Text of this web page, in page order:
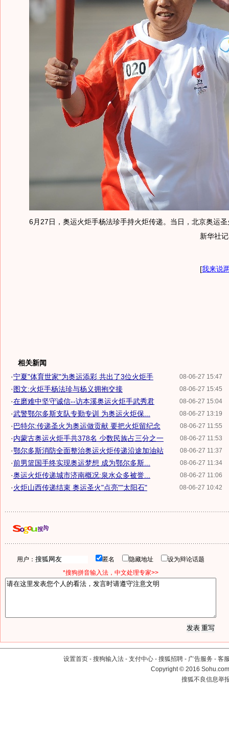
6月27日，奥运火炬手杨法珍手持火炬传递。当日，北京奥运
新华社
[我来说
相关新闻
08-06-27 15:47
·宁夏"体育世家"为奥运添彩 共出了3位火炬手
08-06-27 15:45
·图文:火炬手杨法珍与杨义拥抱交接
08-06-27 15:04
·在磨难中坚守诚信--访本溪奥运火炬手武秀君
08-06-27 13:19
·武警鄂尔多斯支队专勤专训 为奥运火炬保...
08-06-27 11:55
·巴特尔:传递圣火为奥运做贡献 要把火炬留纪念
08-06-27 11:53
·内蒙古奥运火炬手共378名 少数民族占三分之一
08-06-27 11:37
·鄂尔多斯消防全面整治奥运火炬传递沿途加油站
08-06-27 11:34
·前男篮国手终实现奥运梦想 成为鄂尔多斯...
08-06-27 11:06
·奥运火炬传递城市济南概况:泉水众多被誉...
08-06-27 10:42
·火炬山西传递结束 奥运圣火"点亮""太阳石"
用户： 匿名 隐藏地址
设为辩论话题
*搜狗拼音输入法，中文处理专家>>
设置首页 - 搜狗输入法 - 支付中心 - 搜狐招聘 - 广告服务 - 客
Copyright©2016
搜狐不良信息举